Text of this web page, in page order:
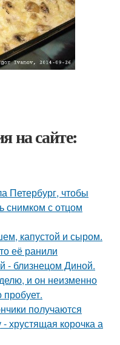
на сайте:
Петербург, чтобы
снимком с отцом
капустой и сыром.
её ранили
- близнецом Диной.
и он неизменно
пробует.
получаются
хрустящая корочка а